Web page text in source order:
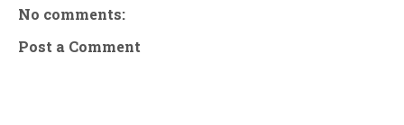
No comments:
Post a Comment